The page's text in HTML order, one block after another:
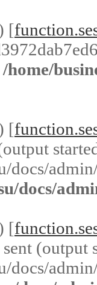
[
/home/
[
docs/
docs/
[
(output
docs/